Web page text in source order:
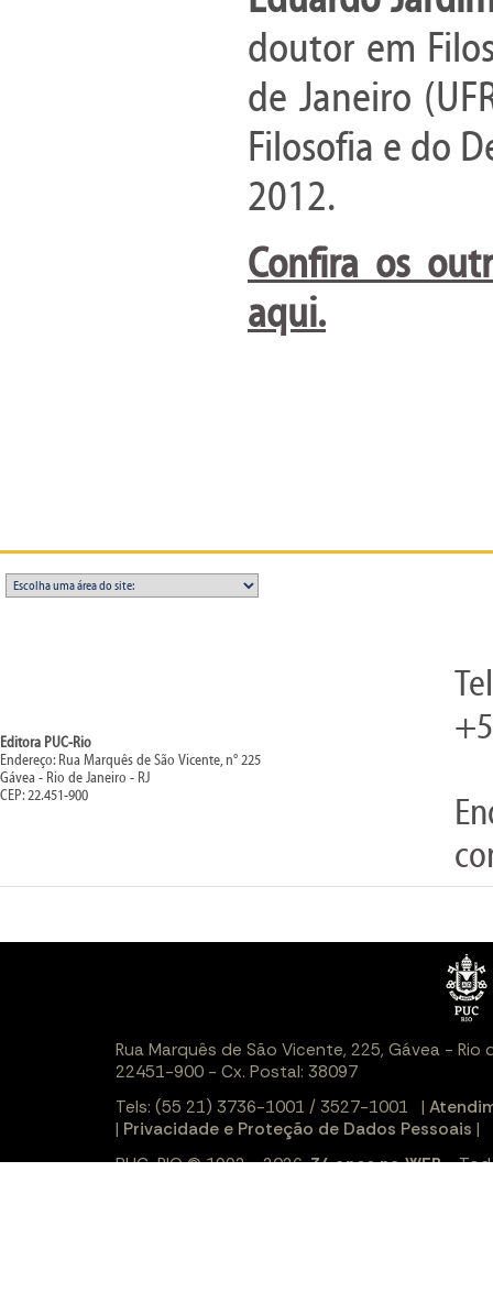
doutor em
de Janeiro
Filosofia e do
2012.
Confira os
aqui.
Editora PUC-Rio
Endereço: Rua Marquês de São Vicente, n° 225
Gávea - Rio de Janeiro - RJ
CEP: 22.451-900